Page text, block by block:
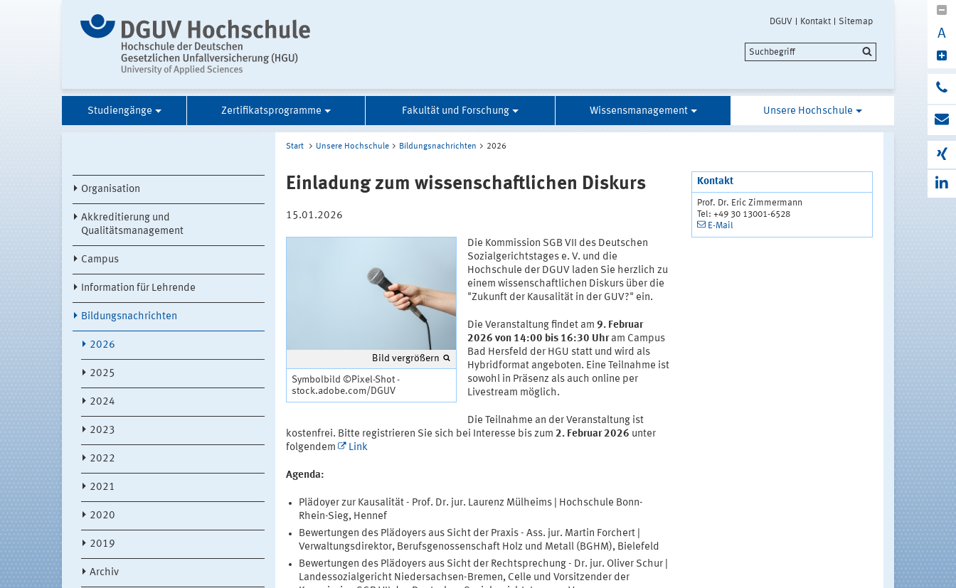
DGUV Kontakt Sitemap
A
Studiengänge Zertifikatsprogramme Fakultät und Forschung Wissensmanagement Unsere Hochschule
Organisation
Akkreditierung und
Qualitätsmanagement
Campus
Information für Lehrende
Bildungsnachrichten
2026
2025
2024
2023
2022
2021
2020
2019
Archiv
Start Unsere Hochschule Bildungsnachrichten 2026
Einladung zum wissenschaftlichen Diskurs
15.01.2026
Bild vergrößern
Symbolbild ©Pixel-Shot -
stock.adobe.com/DGUV
Die Kommission SGB VII des Deutschen
Sozialgerichtstages e. V. und die
Hochschule der DGUV laden Sie herzlich zu
einem wissenschaftlichen Diskurs über die
"Zukunft der Kausalität in der GUV?" ein.
Die Veranstaltung findet am 9. Februar
2026 von 14:00 bis 16:30 Uhram Campus
Bad Hersfeld der HGU statt und wird als
Hybridformat angeboten. Eine Teilnahme ist
sowohl in Präsenz als auch online per
Livestream möglich.
Die Teilnahme an der Veranstaltung ist
kostenfrei. Bitte registrieren Sie sich bei Interesse bis zum 2. Februar 2026 unter
folgendem
Link
Agenda:
Plädoyer zur Kausalität - Prof. Dr. jur. Laurenz Mülheims | Hochschule Bonn-
Rhein-Sieg, Hennef
Bewertungen des Plädoyers aus Sicht der Praxis - Ass. jur. Martin Forchert |
Verwaltungsdirektor, Berufsgenossenschaft Holz und Metall (BGHM), Bielefeld
Bewertungen des Plädoyers aus Sicht der Rechtsprechung - Dr. jur. Oliver Schur |
Landessozialgericht Niedersachsen-Bremen, Celle und Vorsitzender der
Kontakt
Prof. Dr. Eric Zimmermann
Tel: +49 30 13001-6528
E-Mail